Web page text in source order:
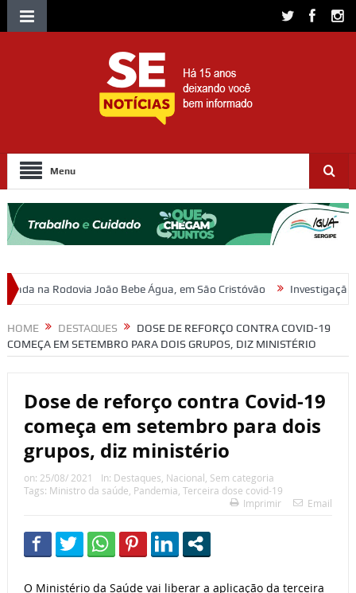
Menu
Água, em São Cristóvão Investigação da Polícia Civil resulta
HOME DESTAQUES
DOSE DE REFORÇO CONTRA COVID-19
COMEÇA EM SETEMBRO PARA DOIS GRUPOS, DIZ MINISTÉRIO
Dose de reforço contra Covid-19
começa em setembro para dois
grupos, diz ministério
on: 25/08/ 2021 In: Destaques, Nacional, Sem categoria
Tags: Ministro da saúde, Pandemia, Terceira dose covid-19
Imprimir
Email
O Ministério da Saúde vai liberar a aplicação da terceira